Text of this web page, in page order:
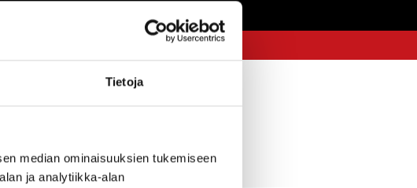
Tietoja
median ominaisuuksien tukemiseen
ja analytiikka-alan